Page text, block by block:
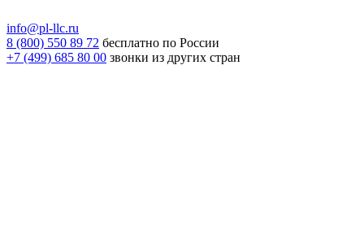
info@pl-llc.ru
8 (800) 550 89 72 бесплатно по России
+7 (499) 685 80 00 звонки из других стран